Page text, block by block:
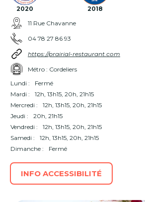
2020 2018
11 Rue Chavanne
04 78 27 86 93
https://prairial-restaurant.com
Métro : Cordeliers
Lundi :
Fermé
Mardi :
12h, 13h15, 20h, 21h15
Mercredi :
12h, 13h15, 20h, 21h15
Jeudi :
20h, 21h15
Vendredi :
12h, 13h15, 20h, 21h15
Samedi :
12h, 13h15, 20h, 21h15
Dimanche :
Fermé
INFO ACCESSIBILITÉ